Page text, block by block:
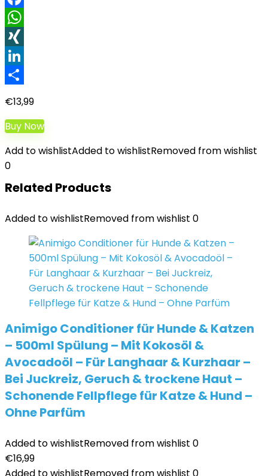
Facebook
WhatsApp
XING
LinkedIn
€13,99
Buy Now
Add to wishlistAdded to wishlistRemoved from wishlist
0
Related Products
Added to wishlistRemoved from wishlist 0
Animigo Conditioner für Hunde & Katzen
– 500ml Spülung – Mit Kokosöl &
Avocadoöl – Für Langhaar & Kurzhaar –
Bei Juckreiz, Geruch & trockene Haut –
Schonende Fellpflege für Katze & Hund –
Ohne Parfüm
Added to wishlistRemoved from wishlist 0
€16,99